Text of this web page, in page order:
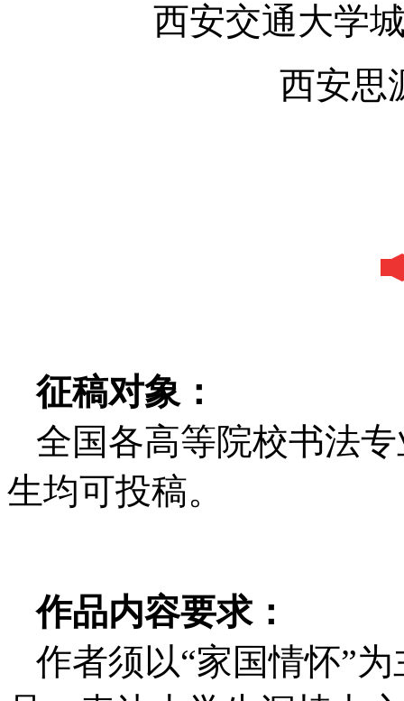
西安交通大学
西安思
征稿对象：
全国各高等院校书法
生均可投稿。
作品内容要求：
作者须以“家国情怀”